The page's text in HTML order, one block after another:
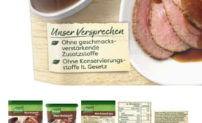
Doppelt antippen zum
vergrößern